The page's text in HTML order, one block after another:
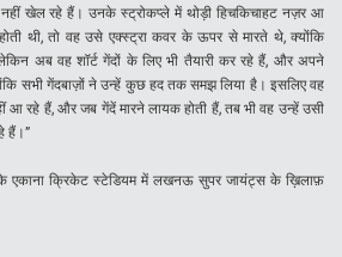
खेल रहे हैं। उनके स्ट्रोकप्ले में थोड़ी हिचकिचाहट नज़र आ
थी, तो वह उसे एक्स्ट्रा कवर के ऊपर से मारते थे, क्योंकि
अब वह शॉर्ट गेंदों के लिए भी तैयारी कर रहे हैं, और अपने
सभी गेंदबाज़ों ने उन्हें कुछ हद तक समझ लिया है। इसलिए वह
रहे हैं, और जब गेंदें मारने लायक होती हैं, तब भी वह उन्हें उसी
हैं।”
एकाना क्रिकेट स्टेडियम में लखनऊ सुपर जायंट्स के ख़िलाफ़